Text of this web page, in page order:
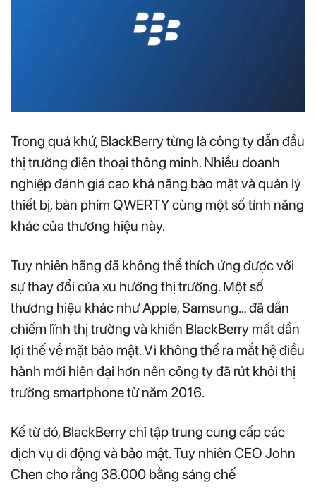
Trong quá khứ, BlackBerry từng là công ty dẫn đầu
thị trường điện thoại thông minh. Nhiều doanh
nghiệp đánh giá cao khả năng bảo mật và quản lý
thiết bị, bàn phím QWERTY cùng một số tính năng
khác của thương hiệu này.
Tuy nhiên hãng đã không thể thích ứng được với
sự thay đổi của xu hướng thị trường. Một số
thương hiệu khác như Apple, Samsung… đã dần
chiếm lĩnh thị trường và khiến BlackBerry mất dần
lợi thế về mặt bảo mật. Vì không thể ra mắt hệ điều
hành mới hiện đại hơn nên công ty đã rút khỏi thị
trường smartphone từ năm 2016.
Kể từ đó, BlackBerry chỉ tập trung cung cấp các
dịch vụ di động và bảo mật. Tuy nhiên CEO John
Chen cho rằng 38.000 bằng sáng chế